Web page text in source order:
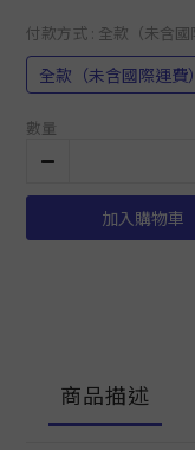
付款方式 : 全款（未含國
全款（未含國際運費）
數量
加入購物車
商品描述